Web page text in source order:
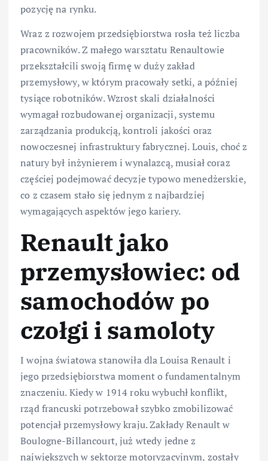
pozycję na rynku.
Wraz z rozwojem przedsiębiorstwa rosła też liczba
pracowników. Z małego warsztatu Renaultowie
przekształcili swoją firmę w duży zakład
przemysłowy, w którym pracowały setki, a później
tysiące robotników. Wzrost skali działalności
wymagał rozbudowanej organizacji, systemu
zarządzania produkcją, kontroli jakości oraz
nowoczesnej infrastruktury fabrycznej. Louis, choć z
natury był inżynierem i wynalazcą, musiał coraz
częściej podejmować decyzje typowo menedżerskie,
co z czasem stało się jednym z najbardziej
wymagających aspektów jego kariery.
Renault jako
przemysłowiec: od
samochodów po
czołgi i samoloty
I wojna światowa stanowiła dla Louisa Renault i
jego przedsiębiorstwa moment o fundamentalnym
znaczeniu. Kiedy w 1914 roku wybuchł konflikt,
rząd francuski potrzebował szybko zmobilizować
potencjał przemysłowy kraju. Zakłady Renault w
Boulogne-Billancourt, już wtedy jedne z
największych w sektorze motoryzacyjnym, zostały